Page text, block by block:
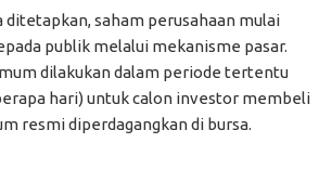
ditetapkan, saham perusahaan mulai
publik melalui mekanisme pasar.
dilakukan dalam periode tertentu
hari) untuk calon investor membeli
resmi diperdagangkan di bursa.